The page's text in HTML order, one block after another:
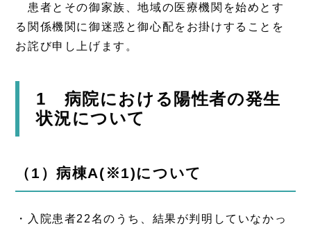
患者とその御家族、地域の医療機関を始めとす
る関係機関に御迷惑と御心配をお掛けすることを
お詫び申し上げます。
1 病院における陽性者の発生
状況について
（1）病棟A( ※1)について
・入院患者22名のうち、結果が判明していなかっ